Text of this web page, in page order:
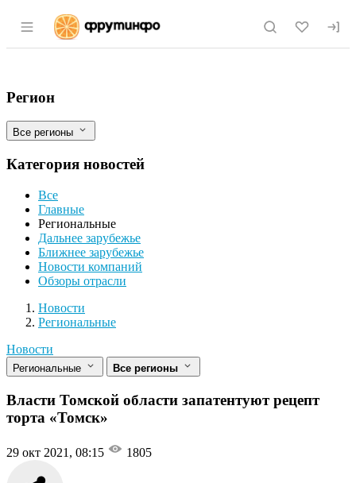
Раздел навигации по сайту fruitinfo.ru
Власти Томской области запатентуют
Фильтры
Регион
Все регионы
Категория новостей
Все
Главные
Региональные
Дальнее зарубежье
Ближнее зарубежье
Новости компаний
Обзоры отрасли
Новости
Разделы
Новости
Региональные
Новости
Региональные Все регионы
Власти Томской области запатентуют рецепт
торта «Томск»
29 окт 2021, 08:15 1805